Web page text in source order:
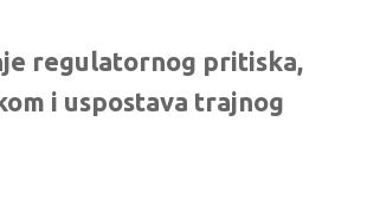
regulatornog pritiska,
i uspostava trajnog